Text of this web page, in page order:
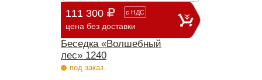
111 300 с НДС
цена без доставки
Беседка «Волшебный
лес» 1240
под заказ.